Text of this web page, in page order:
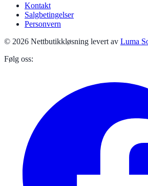
Kontakt
Salgbetingelser
Personvern
© 2026 Nettbutikkløsning levert av Luma
Følg oss: